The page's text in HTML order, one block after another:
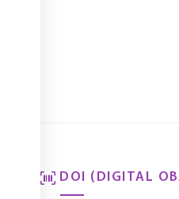
DOI (DIGITAL